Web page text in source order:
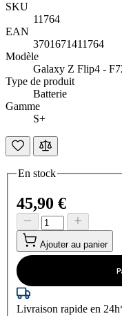
SKU
11764
EAN
3701671411764
Modèle
Galaxy Z Flip4 -
Type de produit
Batterie
Gamme
S+
En stock
45,90 €
Ajouter au panier
Livraison rapide en